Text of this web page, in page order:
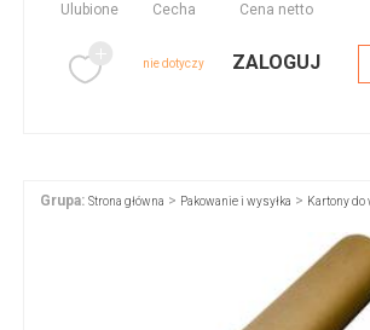
Ulubione Cecha Cena netto
nie dotyczy ZALOGUJ
Grupa: Strona główna > Pakowanie i wysyłka > Kartony do